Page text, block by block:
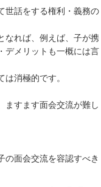
世話をする権利・義務の
なれば、例えば、子が携
デメリットも一概には言
消極的です。
ますます面会交流が難し
の面会交流を容認すべき